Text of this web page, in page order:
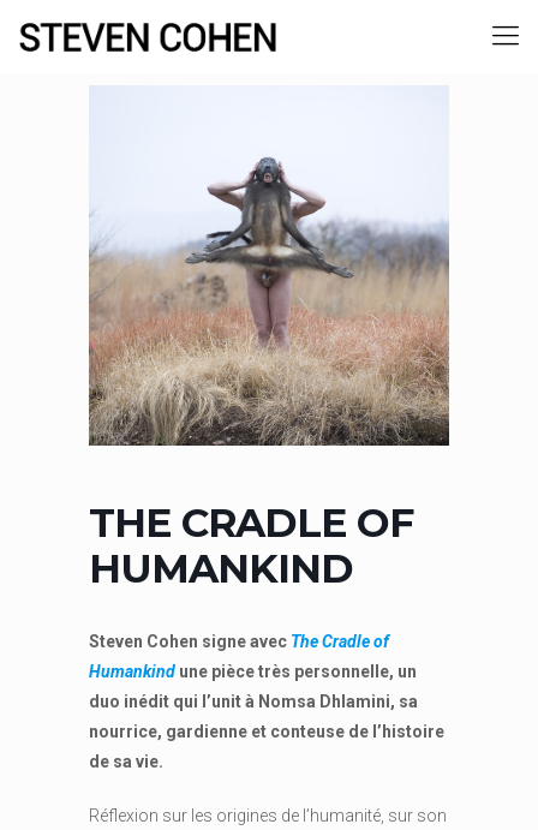
THE CRADLE OF
HUMANKIND
Steven Cohen signe avec The Cradle of
Humankind une pièce très personnelle, un
duo inédit qui l’unit à Nomsa Dhlamini, sa
nourrice, gardienne et conteuse de l’histoire
de sa vie.
Réflexion sur les origines de l’humanité, sur son